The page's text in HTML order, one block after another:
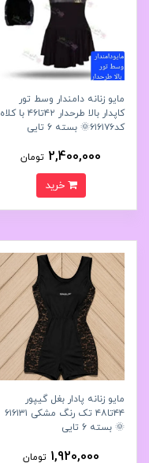
مایو زنانه دامندار وسط تور
کاپدار بالا طرحدار ۴۲تا۴۶ با کلاه
کد۶۱۶۱۷۶🌞 بسته 6 تایی
2,400,000 تومان
خرید
مایو زنانه پادار بغل گیپور
۴۴تا۴۸ تک رنگ مشکی ۶۱۶۱۳۱
🌞 بسته 6 تایی
1,920,000 تومان